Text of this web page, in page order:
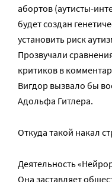
абортов (аутисты-
будет создан
установить риск
Прозвучали
критиков в
Вигдор вызвало бы
Адольфа Гитлера.
Откуда такой накал
Деятельность
Она заставляет